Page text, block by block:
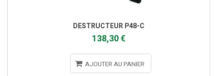
DESTRUCTEUR P48-C
138,30 €
AJOUTER AU PANIER